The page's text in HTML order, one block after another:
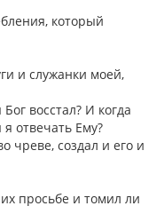
который
и служанки моей,
восстал? И когда
отвечать Ему?
чреве, создал и его и
просьбе и томил ли